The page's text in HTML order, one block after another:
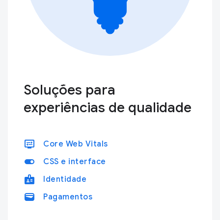
Soluções para
experiências de qualidade
display_settings Core Web Vitals
toggle_on CSS e interface
badge Identidade
wallet Pagamentos